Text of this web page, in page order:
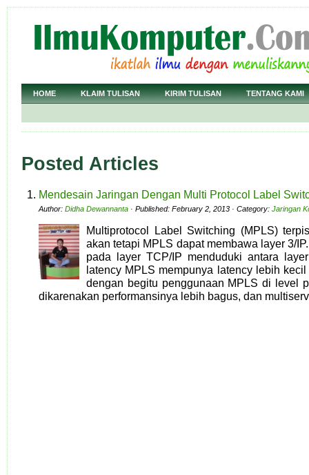
HOME KLAIM TULISAN KIRIM TULISAN TENTANG KAMI
Posted Articles
Mendesain Jaringan Dengan Multi Protocol Label
Author: Didha Dewannanta · Published: February 2, 2013 · Category: Jaringan
Multiprotocol Label Switching (MPLS)
akan tetapi MPLS dapat membawa layer 3/
pada layer TCP/IP menduduki antara
latency MPLS mempunya latency lebih
dengan begitu penggunaan MPLS di level
dikarenakan performansinya lebih bagus, dan